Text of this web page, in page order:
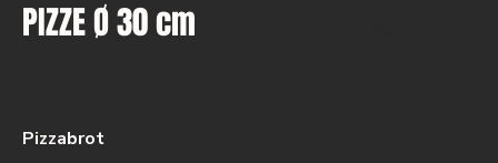
PIZZE Ø 30 cm
Pizzabrot